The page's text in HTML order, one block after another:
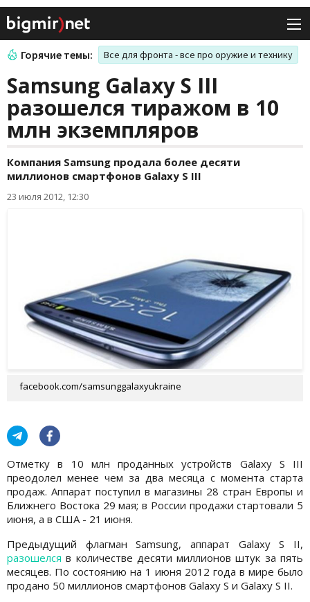
Горячие темы: Все для фронта - все про оружие и технику
Samsung Galaxy S III
разошелся тиражом в 10
млн экземпляров
Компания Samsung продала более десяти
миллионов смартфонов Galaxy S III
23 июля 2012, 12:30
facebook.com/samsunggalaxyukraine
Отметку в 10 млн проданных устройств Galaxy S III
преодолел менее чем за два месяца с момента старта
продаж. Аппарат поступил в магазины 28 стран Европы и
Ближнего Востока 29 мая; в России продажи стартовали 5
июня, а в США - 21 июня.
Предыдущий флагман Samsung, аппарат Galaxy S II,
разошелся в количестве десяти миллионов штук за пять
месяцев. По состоянию на 1 июня 2012 года в мире было
продано 50 миллионов смартфонов Galaxy S и Galaxy S II.